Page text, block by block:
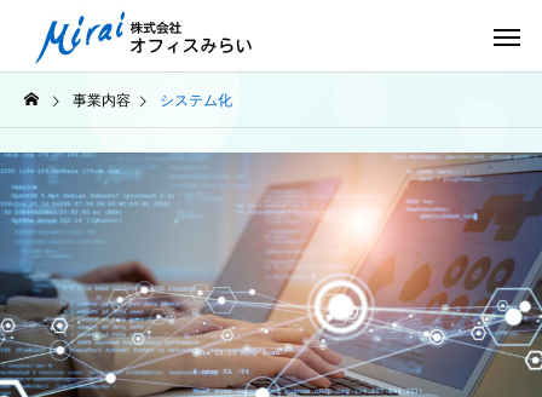
事業内容 システム化